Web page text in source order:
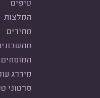
טיפים
המלצות
מחירים
המומחים
מידרג
סרטוני